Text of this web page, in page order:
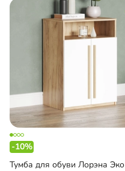
-10%
Тумба для обуви Лорэна Эко